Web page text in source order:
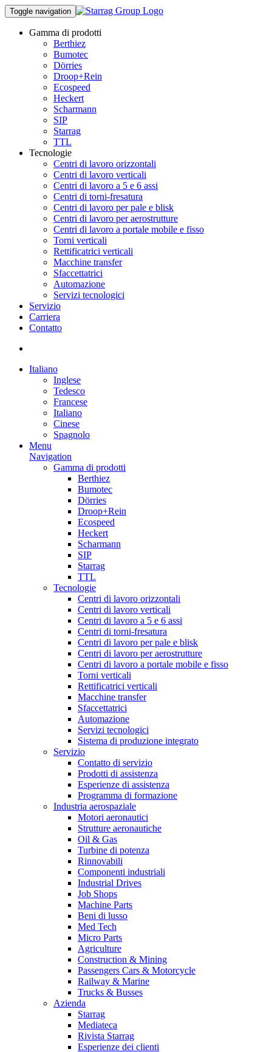
Toggle navigation
Gamma di prodotti
Berthiez
Bumotec
Dörries
Droop+Rein
Ecospeed
Heckert
Scharmann
SIP
Starrag
TTL
Tecnologie
Centri di lavoro orizzontali
Centri di lavoro verticali
Centri di lavoro a 5 e 6 assi
Centri di torni-fresatura
Centri di lavoro per pale e blisk
Centri di lavoro per aerostrutture
Centri di lavoro a portale mobile e fisso
Torni verticali
Rettificatrici verticali
Macchine transfer
Sfaccettatrici
Automazione
Servizi tecnologici
Servizio
Carriera
Contatto
Italiano
Inglese
Tedesco
Francese
Italiano
Cinese
Spagnolo
Menu
Navigation
Gamma di prodotti
Berthiez
Bumotec
Dörries
Droop+Rein
Ecospeed
Heckert
Scharmann
SIP
Starrag
TTL
Tecnologie
Centri di lavoro orizzontali
Centri di lavoro verticali
Centri di lavoro a 5 e 6 assi
Centri di torni-fresatura
Centri di lavoro per pale e blisk
Centri di lavoro per aerostrutture
Centri di lavoro a portale mobile e fisso
Torni verticali
Rettificatrici verticali
Macchine transfer
Sfaccettatrici
Automazione
Servizi tecnologici
Sistema di produzione integrato
Servizio
Contatto di servizio
Prodotti di assistenza
Esperienze di assistenza
Programma di formazione
Industria aerospaziale
Motori aeronautici
Strutture aeronautiche
Oil & Gas
Turbine di potenza
Rinnovabili
Componenti industriali
Industrial Drives
Job Shops
Machine Parts
Beni di lusso
Med Tech
Micro Parts
Agriculture
Construction & Mining
Passengers Cars & Motorcycle
Railway & Marine
Trucks & Busses
Azienda
Starrag
Mediateca
Rivista Starrag
Esperienze dei clienti